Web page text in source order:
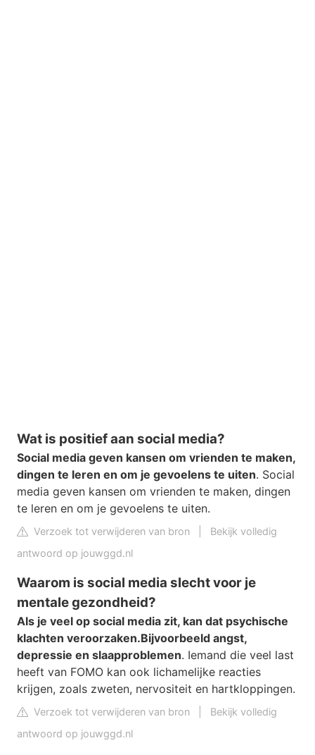
Wat is positief aan social media?
Social media geven kansen om vrienden te maken,
dingen te leren en om je gevoelens te uiten. Social
media geven kansen om vrienden te maken, dingen
te leren en om je gevoelens te uiten.
Verzoek tot verwijderen van bron
Bekijk volledig
antwoord op jouwggd.nl
Waarom is social media slecht voor je
mentale gezondheid?
Als je veel op social media zit, kan dat psychische
klachten veroorzaken.Bijvoorbeeld angst,
depressie en slaapproblemen. Iemand die veel last
heeft van FOMO kan ook lichamelijke reacties
krijgen, zoals zweten, nervositeit en hartkloppingen.
Verzoek tot verwijderen van bron
Bekijk volledig
antwoord op jouwggd.nl